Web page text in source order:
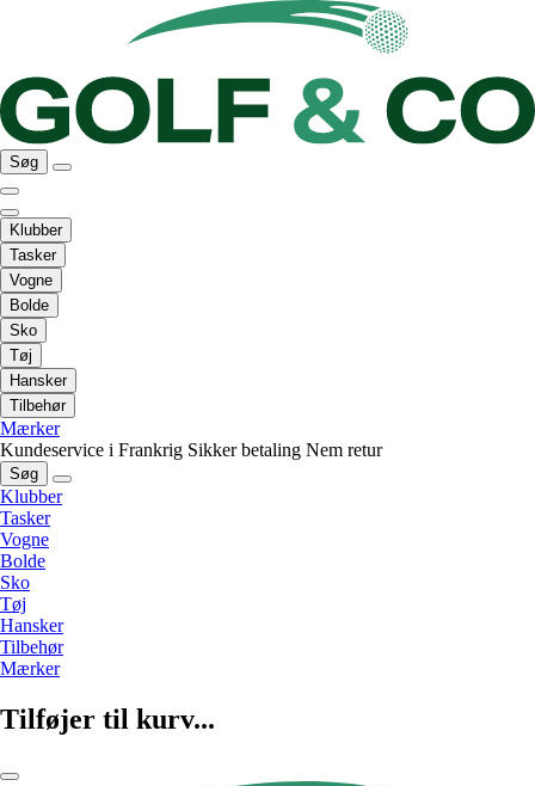
Søg
Klubber
Tasker
Vogne
Bolde
Sko
Tøj
Hansker
Tilbehør
Mærker
Kundeservice i Frankrig Sikker betaling Nem retur
Søg
Klubber
Tasker
Vogne
Bolde
Sko
Tøj
Hansker
Tilbehør
Mærker
Tilføjer til kurv...